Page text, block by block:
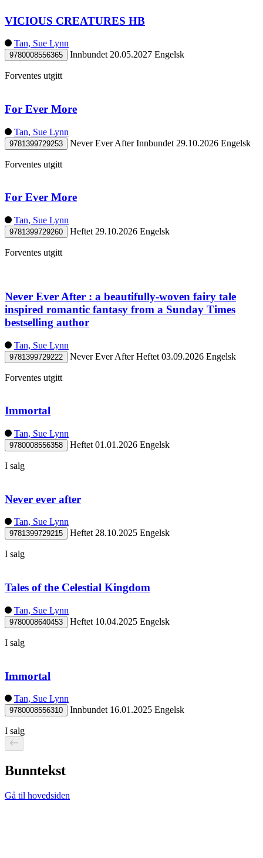
VICIOUS CREATURES HB
Tan, Sue Lynn
9780008556365 Innbundet 20.05.2027 Engelsk
Forventes utgitt
For Ever More
Tan, Sue Lynn
9781399729253 Never Ever After Innbundet 29.10.2026 Engelsk
Forventes utgitt
For Ever More
Tan, Sue Lynn
9781399729260 Heftet 29.10.2026 Engelsk
Forventes utgitt
Never Ever After : a beautifully-woven fairy tale
inspired romantic fantasy from a Sunday Times
bestselling author
Tan, Sue Lynn
9781399729222 Never Ever After Heftet 03.09.2026 Engelsk
Forventes utgitt
Immortal
Tan, Sue Lynn
9780008556358 Heftet 01.01.2026 Engelsk
I salg
Never ever after
Tan, Sue Lynn
9781399729215 Heftet 28.10.2025 Engelsk
I salg
Tales of the Celestial Kingdom
Tan, Sue Lynn
9780008640453 Heftet 10.04.2025 Engelsk
I salg
Immortal
Tan, Sue Lynn
9780008556310 Innbundet 16.01.2025 Engelsk
I salg
Bunntekst
Gå til hovedsiden